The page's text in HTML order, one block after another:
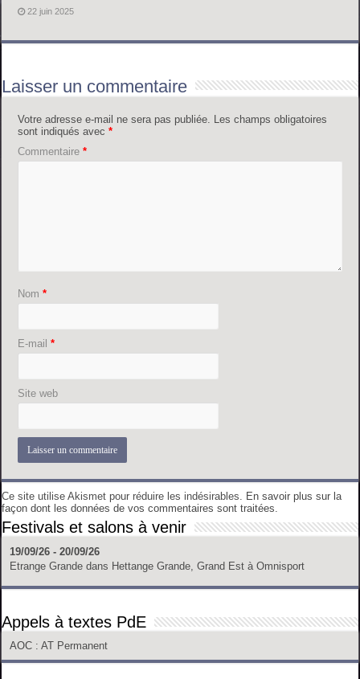
22 juin 2025
Laisser un commentaire
Votre adresse e-mail ne sera pas publiée.
Les champs obligatoires
sont indiqués avec*
Commentaire*
Nom*
E-mail*
Site web
Ce site utilise Akismet pour réduire les indésirables.
En savoir plus sur la
façon dont les données de vos commentaires sont traitées
Festivals et salons à venir
19/09/26 - 20/09/26
Etrange Grande dans Hettange Grande, Grand Est à Omnisport
Appels à textes PdE
AOC : AT Permanent